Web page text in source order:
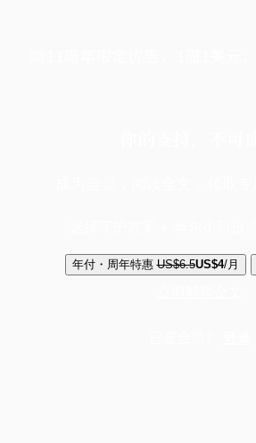
年付・周年特惠 US$6.5US$4/月